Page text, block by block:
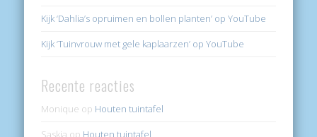
Kijk ‘Dahlia’s opruimen en bollen planten’ op YouTube
Kijk ‘Tuinvrouw met gele kaplaarzen’ op YouTube
Recente reacties
Monique op Houten tuintafel
Saskia op Houten tuintafel